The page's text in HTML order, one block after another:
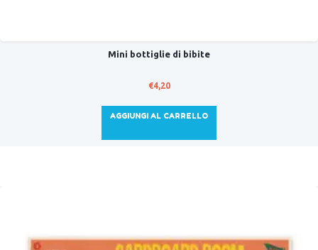
Mini bottiglie di bibite
€4,20
AGGIUNGI AL CARRELLO